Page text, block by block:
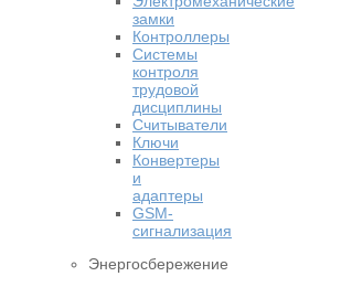
замки
Контроллеры
Системы
контроля
трудовой
дисциплины
Считыватели
Ключи
Конвертеры
и
адаптеры
GSM-
сигнализация
Энергосбережение